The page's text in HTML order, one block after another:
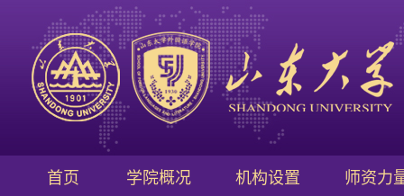
首页 学院概况 机构设置 师资力